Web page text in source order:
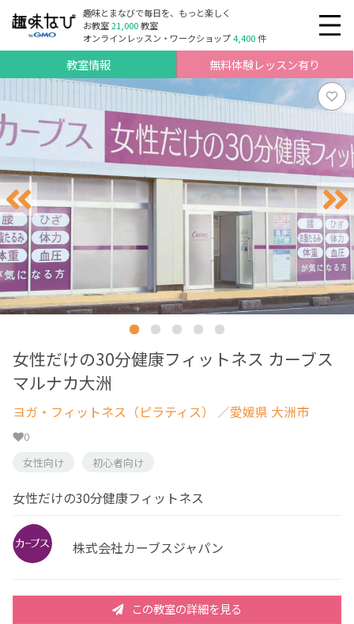
趣味とまなびで毎日を、もっと楽しく
お教室21,000教室
オンラインレッスン・ワークショップ4,400件
教室情報 無料体験レッスン有り
女性だけの30分健康フィットネス カーブス
マルナカ大洲
ヨガ・フィットネス（ピラティス） ／愛媛県 大洲市
0
女性向け
初心者向け
女性だけの30分健康フィットネス
株式会社カーブスジャパン
この教室の詳細を見る